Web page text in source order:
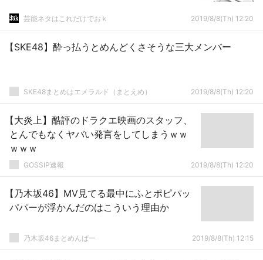
芸能ネタはこれだけでおｋ 2019/8/8(Th) 12:20
【SKE48】酔っ払うとめんどくさそうな三大メンバー
SKE48まとめはエメラルド（まとえめ） 2019/8/8(Th) 12:20
【大炎上】酷評のドラクエ映画のスタッフ、
とんでもなくヤバい発言をしてしまうｗｗ
ｗｗｗ
GOSSIP速報 2019/8/8(Th) 12:20
【乃木坂46】MV見てる最中にふとポピパッ
パパーが浮かんだのはこういう理由か
乃木坂46まとめんばー 2019/8/8(Th) 12:15